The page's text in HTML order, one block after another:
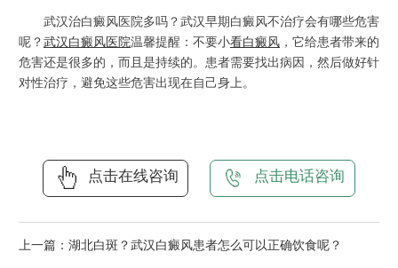
武汉治白癜风医院多吗？武汉早期白癜风不治疗会有哪些危害
呢？ 武汉白癜风医院温馨提醒：不要小看白癜风 ，它给患者带来的
危害还是很多的，而且是持续的。患者需要找出病因，然后做好针
对性治疗，避免这些危害出现在自己身上。
点击在线咨询 点击电话咨询
上一篇： 湖北白斑？武汉白癜风患者怎么可以正确饮食呢？